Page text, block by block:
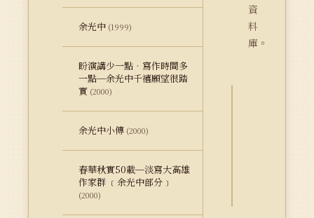
余光中 (1999)
盼演講少一點‧寫作時間多
一點─余光中千禧願望很踏
實 (2000)
余光中小傳 (2000)
春華秋實50載─淡寫大高雄
作家群 ﹝余光中部分﹞
(2000)
資
料
庫。